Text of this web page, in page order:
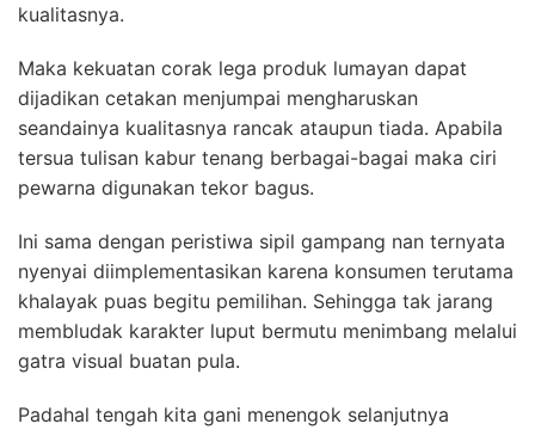
kualitasnya.
Maka kekuatan corak lega produk lumayan dapat
dijadikan cetakan menjumpai mengharuskan
seandainya kualitasnya rancak ataupun tiada. Apabila
tersua tulisan kabur tenang berbagai-bagai maka ciri
pewarna digunakan tekor bagus.
Ini sama dengan peristiwa sipil gampang nan ternyata
nyenyai diimplementasikan karena konsumen terutama
khalayak puas begitu pemilihan. Sehingga tak jarang
membludak karakter luput bermutu menimbang melalui
gatra visual buatan pula.
Padahal tengah kita gani menengok selanjutnya